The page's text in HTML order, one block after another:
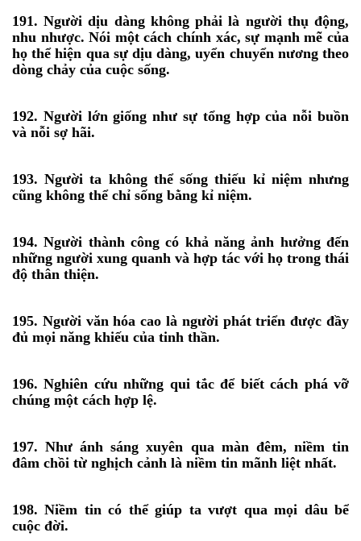
191. Người dịu dàng không phải là người thụ động,
nhu nhược. Nói một cách chính xác, sự mạnh mẽ của
họ thể hiện qua sự dịu dàng, uyển chuyển nương theo
dòng chảy của cuộc sống.
192. Người lớn giống như sự tổng hợp của nỗi buồn
và nỗi sợ hãi.
193. Người ta không thể sống thiếu kỉ niệm nhưng
cũng không thể chỉ sống bằng kỉ niệm.
194. Người thành công có khả năng ảnh hưởng đến
những người xung quanh và hợp tác với họ trong thái
độ thân thiện.
195. Người văn hóa cao là người phát triển được đầy
đủ mọi năng khiếu của tinh thần.
196. Nghiên cứu những qui tắc để biết cách phá vỡ
chúng một cách hợp lệ.
197. Như ánh sáng xuyên qua màn đêm, niềm tin
đâm chồi từ nghịch cảnh là niềm tin mãnh liệt nhất.
198. Niềm tin có thể giúp ta vượt qua mọi dâu bể
cuộc đời.